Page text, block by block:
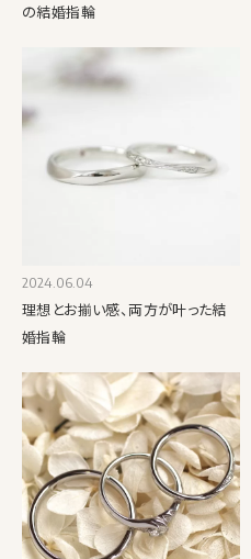
の結婚指輪
2024.06.04
理想とお揃い感、両方が叶った結
婚指輪